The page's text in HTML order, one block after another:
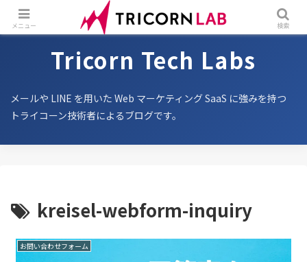
Tricorn Tech Labs
メールや LINE を用いた Web マーケティング SaaS に強みを持つ
トライコーン技術者によるブログです。
kreisel-webform-inquiry
お問い合わせフォーム
メニュー 検索